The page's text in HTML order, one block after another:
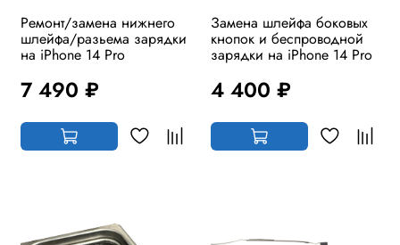
Ремонт/замена нижнего
шлейфа/разьема зарядки
на iPhone 14 Pro
7 490 ₽
Замена шлейфа боковых
кнопок и беспроводной
зарядки на iPhone 14 Pro
4 400 ₽